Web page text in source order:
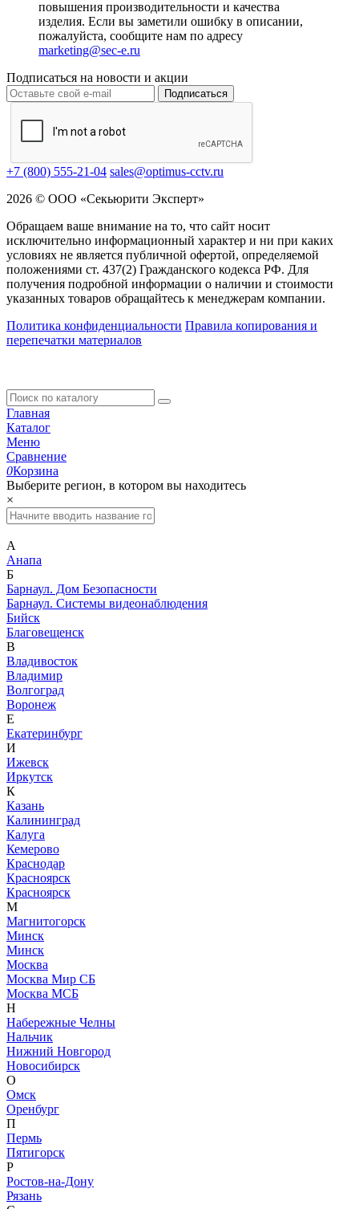
повышения производительности и качества
изделия. Если вы заметили ошибку в описании,
пожалуйста, сообщите нам по адресу
marketing@sec-e.ru
Подписаться на новости и акции
Подписаться
+7 (800) 555-21-04 sales@optimus-cctv.ru
2026 © ООО «Секьюрити Эксперт»
Обращаем ваше внимание на то, что сайт носит
исключительно информационный характер и ни при каких
условиях не является публичной офертой, определяемой
положениями ст. 437(2) Гражданского кодекса РФ. Для
получения подробной информации о наличии и стоимости
указанных товаров обращайтесь к менеджерам компании.
Политика конфиденциальности Правила копирования и
перепечатки материалов
Главная
Каталог
Меню
Сравнение
0Корзина
Выберите регион, в котором вы находитесь
×
А
Анапа
Б
Барнаул. Дом Безопасности
Барнаул. Системы видеонаблюдения
Бийск
Благовещенск
В
Владивосток
Владимир
Волгоград
Воронеж
Е
Екатеринбург
И
Ижевск
Иркутск
К
Казань
Калининград
Калуга
Кемерово
Краснодар
Красноярск
Красноярск
М
Магнитогорск
Минск
Минск
Москва
Москва Мир СБ
Москва МСБ
Н
Набережные Челны
Нальчик
Нижний Новгород
Новосибирск
О
Омск
Оренбург
П
Пермь
Пятигорск
Р
Ростов-на-Дону
Рязань